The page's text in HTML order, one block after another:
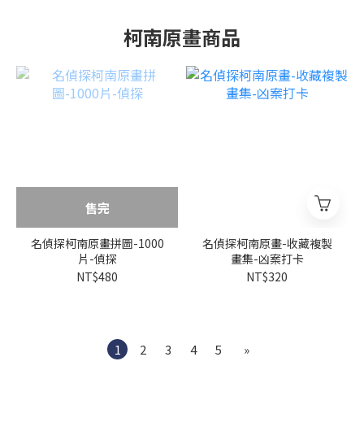
柯南原畫商品
售完
名偵探柯南原畫拼圖-1000
片-偵探
NT$480
名偵探柯南原畫-收藏複製
畫集-凶案打卡
NT$320
1 2 3 4 5 »